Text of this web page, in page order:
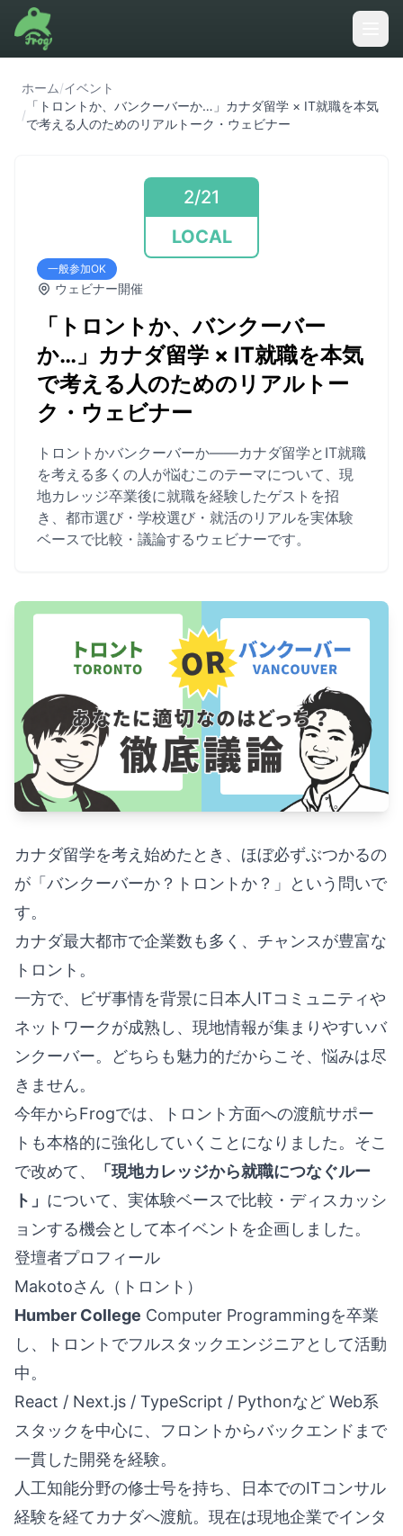
ホーム/イベント
/
「トロントか、バンクーバーか…」カナダ留学 × IT就職を本気
で考える人のためのリアルトーク・ウェビナー
2/21
LOCAL
一般参加OK
ウェビナー開催
「トロントか、バンクーバー
か…」カナダ留学 × IT就職を本気
で考える人のためのリアルトー
ク・ウェビナー
トロントかバンクーバーか――カナダ留学とIT就職
を考える多くの人が悩むこのテーマについて、現
地カレッジ卒業後に就職を経験したゲストを招
き、都市選び・学校選び・就活のリアルを実体験
ベースで比較・議論するウェビナーです。
カナダ留学を考え始めたとき、ほぼ必ずぶつかるの
が「バンクーバーか？トロントか？」という問いで
す。
カナダ最大都市で企業数も多く、チャンスが豊富な
トロント。
一方で、ビザ事情を背景に日本人ITコミュニティや
ネットワークが成熟し、現地情報が集まりやすいバ
ンクーバー。どちらも魅力的だからこそ、悩みは尽
きません。
今年からFrogでは、トロント方面への渡航サポー
トも本格的に強化していくことになりました。そこ
で改めて、
「現地カレッジから就職につなぐルー
ト」 について、実体験ベースで比較・ディスカッシ
ョンする機会として本イベントを企画しました。
登壇者プロフィール
Makotoさん（トロント）
Humber College Computer Programmingを卒業
し、トロントでフルスタックエンジニアとして活動
中。
React / Next.js / TypeScript / Pythonなど Web系
スタックを中心に、フロントからバックエンドまで
一貫した開発を経験。
人工知能分野の修士号を持ち、日本でのITコンサル
経験を経てカナダへ渡航。現在は現地企業でインタ